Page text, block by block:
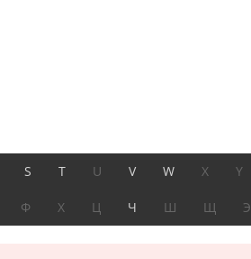
S T U V W X Y
Ф Х Ц Ч Ш Щ Э